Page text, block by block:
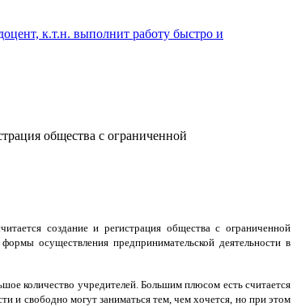
к.т.н. выполнит работу быстро и
общества с ограниченной
создание и регистрация общества с ограниченной
осуществления предпринимательской деятельности в
количество учредителей. Большим плюсом есть считается
и свободно могут заниматься тем, чем хочется, но при этом